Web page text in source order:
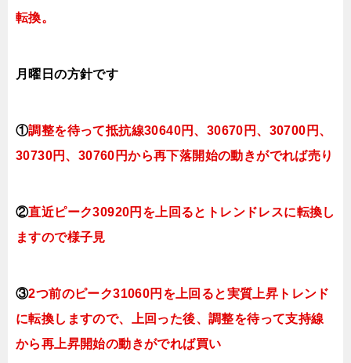
転換。
月曜日の方針です
①調整を待って抵抗線30640円、30670円、 30700円、
30730円、30760円から再下落開始の動きがでれば売り
②直近ピーク30920円を上回るとトレンドレスに転換し
ますので様子見
③2つ前のピーク31060円を上回ると実質上昇トレンド
に転換しますので、上回った後、調整を待って支持線
から再上昇開始の動きがでれば買い